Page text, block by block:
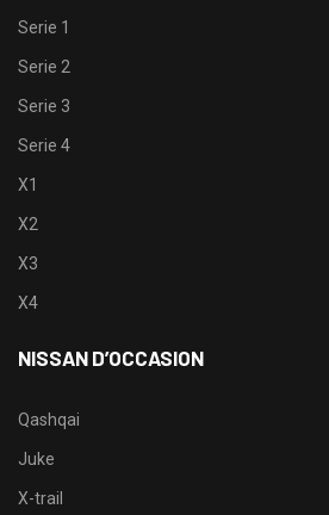
Serie 1
Serie 2
Serie 3
Serie 4
X1
X2
X3
X4
NISSAN D’OCCASION
Qashqai
Juke
X-trail